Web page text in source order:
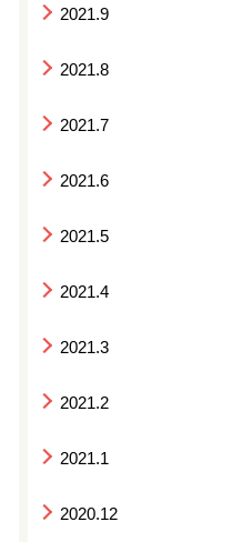
2021.9
2021.8
2021.7
2021.6
2021.5
2021.4
2021.3
2021.2
2021.1
2020.12